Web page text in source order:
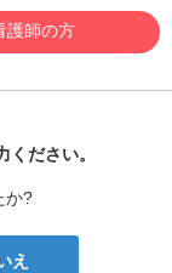
護師の方
ださい。
か?
え